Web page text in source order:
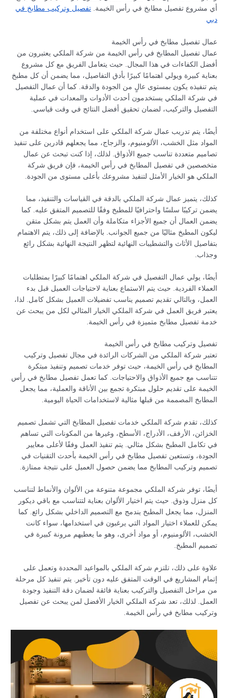
أي مشروع تفصيل مطابخ في رأس الخيمة.تفصيل وتركيب مطابخ في
دبي
عمال تفصيل مطابخ في رأس الخيمة
عمال تفصيل المطابخ في رأس الخيمة من شركة الملكي يعتبرون من
أفضل الكفاءات في هذا المجال. حيث يتعامل الفريق مع كل مشروع
بعناية كبيرة ويولي اهتمامًا كبيرًا بأدق التفاصيل، مما يضمن أن كل مطبخ
يتم تنفيذه يكون بمستوى عالٍ من الجودة والدقة. كما أن عمال التفصيل
في شركة الملكي يستخدمون أحدث الأدوات والمعدات في عملية
التفصيل والتركيب، لضمان تحقيق أفضل النتائج في وقت قياسي.
أيضًا، يتم تدريب عمال شركة الملكي على استخدام أنواع مختلفة من
المواد مثل الخشب، الألومنيوم، والزجاج، مما يجعلهم قادرين على تنفيذ
تصاميم متعددة تناسب جميع الأذواق. لذلك، إذا كنت تبحث عن عمال
متخصصين في تفصيل المطابخ في رأس الخيمة، فإن فريق شركة
الملكي هو الخيار الأمثل لتنفيذ مشروعك بأعلى مستوى من الجودة.
كذلك، يتميز عمال شركة الملكي بالدقة في القياسات والتنفيذ، مما
يضمن تركيبًا سلسًا واحترافيًا للمطبخ وفقًا للتصميم المتفق عليه. كما
يضمن العمال أن جميع الأجزاء متكاملة وأن العمل يتم بشكل متقن
ليكون المطبخ مثاليًا من جميع الجوانب. بالإضافة إلى ذلك، يتم الاهتمام
بتفاصيل الأثاث والتشطيبات النهائية لتظهر النتيجة النهائية بشكل رائع
وجذاب.
أيضًا، يولي عمال التفصيل في شركة الملكي اهتمامًا كبيرًا بمتطلبات
العملاء الفردية. حيث يتم الاستماع بعناية لاحتياجات العميل قبل بدء
العمل، وبالتالي تقديم تصميم يناسب تفضيلات العميل بشكل كامل. لذا،
يعتبر فريق العمل في شركة الملكي الخيار المثالي لكل من يبحث عن
خدمة تفصيل مطابخ متميزة في رأس الخيمة.
تفصيل وتركيب مطابخ في رأس الخيمة
تعتبر شركة الملكي من الشركات الرائدة في مجال تفصيل وتركيب
المطابخ في رأس الخيمة، حيث توفر خدمات تصميم وتنفيذ مبتكرة
تتناسب مع جميع الأذواق والاحتياجات. كما تعمل تفصيل مطابخ في رأس
الخيمة على تقديم حلول مبتكرة تجمع بين الأناقة والعملية، مما يجعل
المطابخ المصممة من قبلها مثالية لاستخدامات الحياة اليومية.
كذلك، تقدم شركة الملكي خدمات تفصيل المطابخ التي تشمل تصميم
الخزائن، الأرفف، الأدراج، الأسطح، وغيرها من المكونات التي تساهم
في تكامل المطبخ بشكل مثالي. يتم تنفيذ العمل وفقًا لأعلى معايير
الجودة، وتستعين تفصيل مطابخ في رأس الخيمة بأحدث التقنيات في
تصميم وتركيب المطابخ مما يضمن حصول العميل على نتيجة ممتازة.
أيضًا، توفر شركة الملكي مجموعة متنوعة من الألوان والأنماط لتناسب
كل منزل وذوق. حيث يتم اختيار الألوان بعناية لتتناسب مع باقي ديكور
المنزل، مما يجعل المطبخ يندمج مع التصميم الداخلي بشكل رائع. كما
يمكن للعملاء اختيار المواد التي يرغبون في استخدامها، سواء كانت
الخشب، الألومنيوم، أو مواد أخرى، وهو ما يعطيهم مرونة كبيرة في
تصميم المطبخ.
علاوة على ذلك، تلتزم شركة الملكي بالمواعيد المحددة وتعمل على
إتمام المشاريع في الوقت المتفق عليه دون تأخير. يتم تنفيذ كل مرحلة
من مراحل التفصيل والتركيب بعناية فائقة لضمان دقة التنفيذ وجودة
العمل. لذلك، تعد شركة الملكي الخيار الأفضل لمن يبحث عن تفصيل
وتركيب مطابخ في رأس الخيمة.